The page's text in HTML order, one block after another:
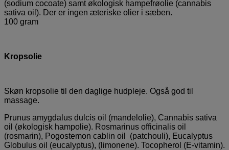
(sodium cocoate) samt økologisk hampefrøolie (cannabis
sativa oil). Der er ingen æteriske olier i sæben.
100 gram
Kropsolie
Skøn kropsolie til den daglige hudpleje. Også god til
massage.
Prunus amygdalus dulcis oil (mandelolie), Cannabis sativa
oil (økologisk hampolie). Rosmarinus officinalis oil
(rosmarin), Pogostemon cablin oil (patchouli), Eucalyptus
Globulus oil (eucalyptus), (limonene). Tocopherol (E-vitamin).